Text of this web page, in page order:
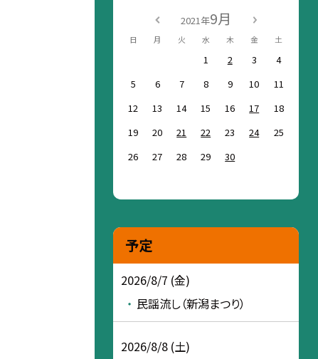
2021年9月
日 月 火 水 木 金 土
1 2 3
4
5
6 7 8 9 10
11
12
13 14 15 16 17
18
19
20 21 22 23 24
25
26
27 28 29 30
予定
2026/8/7 (金)
民謡流し（新潟まつり）
2026/8/8 (土)